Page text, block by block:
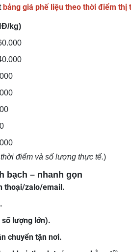
bảng giá phế liệu theo thời điểm thị
kg)
điểm và số lượng thực tế.)
bạch – nhanh gọn
thoại/zalo/email.
số lượng lớn).
chuyển tận nơi.